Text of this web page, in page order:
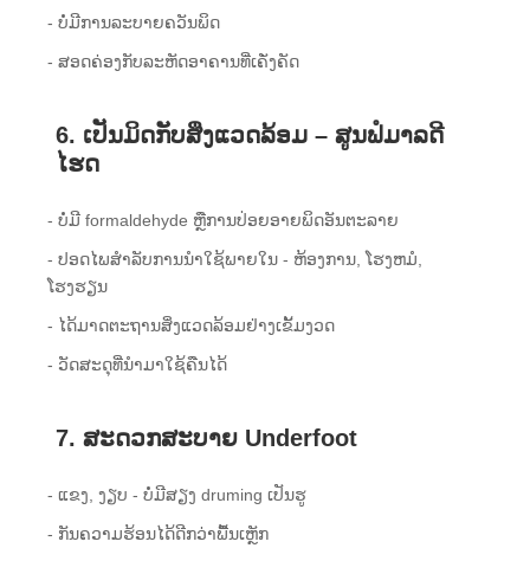
- ບໍ່ມີການລະບາຍຄວັນພິດ
- ສອດຄ່ອງກັບລະຫັດອາຄານທີ່ເຄັ່ງຄັດ
6. ເປັນມິດກັບສິ່ງແວດລ້ອມ – ສູນຟໍມາລດີ
ໄຮດ
- ບໍ່ມີ formaldehyde ຫຼືການປ່ອຍອາຍພິດອັນຕະລາຍ
- ປອດໄພສໍາລັບການນໍາໃຊ້ພາຍໃນ - ຫ້ອງການ, ໂຮງຫມໍ,
ໂຮງຮຽນ
- ໄດ້ມາດຕະຖານສິ່ງແວດລ້ອມຢ່າງເຂັ້ມງວດ
- ວັດສະດຸທີ່ນຳມາໃຊ້ຄືນໄດ້
7. ສະດວກສະບາຍ Underfoot
- ແຂງ, ງຽບ - ບໍ່ມີສຽງ druming ເປັນຮູ
- ກັນຄວາມຮ້ອນໄດ້ດີກວ່າພື້ນເຫຼັກ